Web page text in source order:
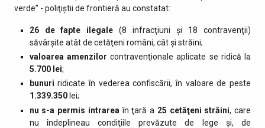
verde” - poliţiştii de frontieră au constatat:
26 de fapte ilegale(8 infracţiuni şi 18 contravenţii)
săvârşite atât de cetăţeni români, cât şi străini;
valoarea amenzilor contravenţionale aplicate se ridică la
5.700 lei;
bunuriridicate în vederea confiscării, în valoare de peste
1.339.350 lei;
nu s-a permis intrarea în ţară a 25 cetăţeni străini, care
nu îndeplineau condiţiile prevăzute de lege şi, de